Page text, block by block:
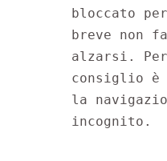
bloccato
breve non
alzarsi.
consiglio è
la
incognito.